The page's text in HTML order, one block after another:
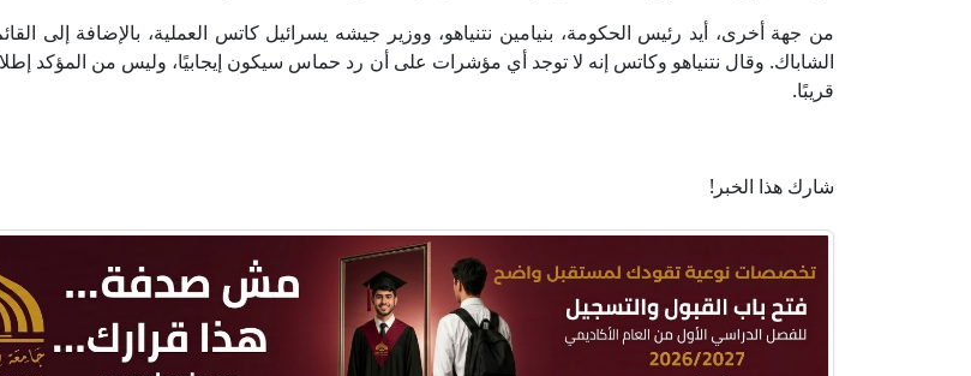
من جهة أخرى، أيد رئيس الحكومة، بنيامين نتنياهو، ووزير جيشه يسرائيل كاتس العملية، بالإضافة إلى
الشاباك. وقال نتنياهو وكاتس إنه لا توجد أي مؤشرات على أن رد حماس سيكون إيجابيًا، وليس من المؤكد
قريبًا.
شارك هذا الخبر!